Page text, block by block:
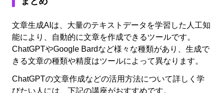
文章生成AIは、大量のテキストデータを学習した人工知
能により、自動的に文章を作成できるツールです。
ChatGPTやGoogle Bardなど様々な種類があり、生成で
きる文章の種類や精度はツールによって異なります。
ChatGPTの文章作成などの活用方法について詳しく学
びたい人には、下記の講座がおすすめです。